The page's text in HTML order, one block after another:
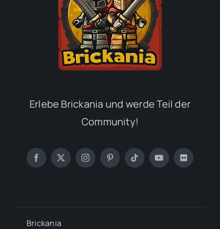
Erlebe Brickania und werde Teil der
Community!
Brickania